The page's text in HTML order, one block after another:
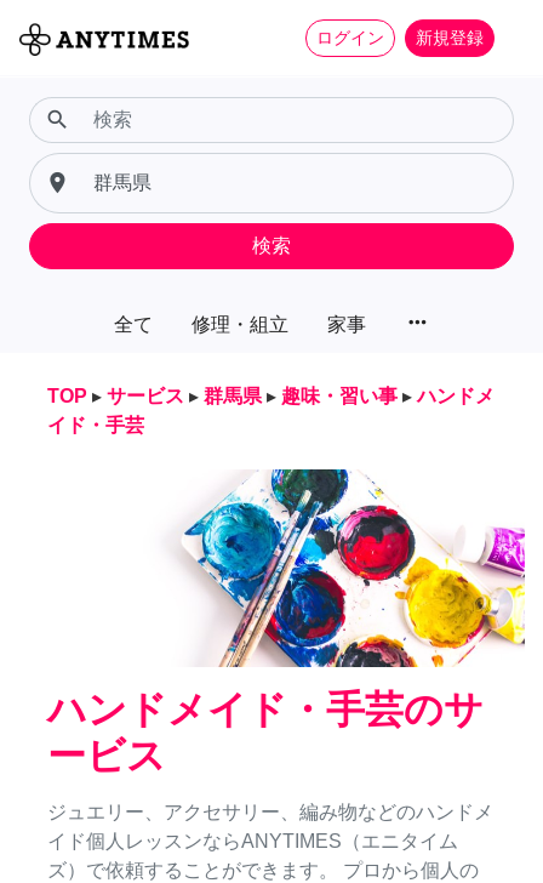
ログイン 新規登録
全て 修理・組立 家事 more_horiz
search
place
検索
TOP ▸ サービス ▸ 群馬県 ▸ 趣味・習い事 ▸ ハンドメ
イド・手芸
ハンドメイド・手芸のサ
ービス
ジュエリー、アクセサリー、編み物などのハンドメ
イド個人レッスンならANYTIMES（エニタイム
ズ）で依頼することができます。 プロから個人の